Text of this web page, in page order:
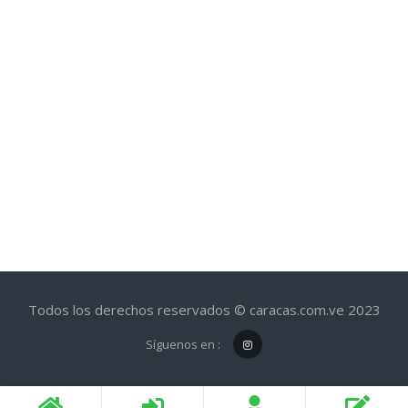
Todos los derechos reservados © caracas.com.ve 2023
Síguenos en :